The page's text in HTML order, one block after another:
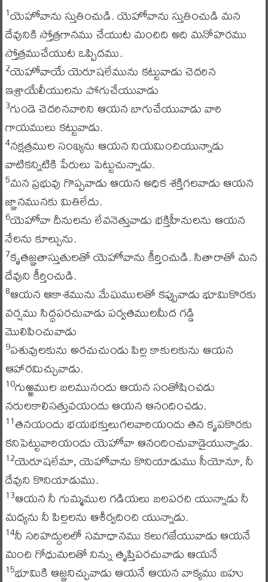
1యెహోవాను స్తుతించుడి. యెహోవాను స్తుతించుడి మన
దేవునికి స్తోత్రగానము చేయుట మంచిది అది మనోహరము
స్తోత్రముచేయుట ఒప్పిదము.
2యెహోవాయే యెరూషలేమును కట్టువాడు చెదరిన
ఇశ్రాయేలీయులను పోగుచేయువాడు
3గుండె చెదరినవారిని ఆయన బాగుచేయువాడు వారి
గాయములు కట్టువాడు.
4నక్షత్రముల సంఖ్యను ఆయన నియమించియున్నాడు
వాటికన్నిటికి పేరులు పెట్టుచున్నాడు.
5మన ప్రభువు గొప్పవాడు ఆయన అధిక శక్తిగలవాడు ఆయన
జ్ఞానమునకు మితిలేదు.
6యెహోవా దీనులను లేవనెత్తువాడు భక్తిహీనులను ఆయన
నేలను కూల్చును.
7కృతజ్ఞతాస్తుతులతో యెహోవాను కీర్తించుడి. సితారాతో మన
దేవుని కీర్తించుడి.
8ఆయన ఆకాశమును మేఘములతో కప్పువాడు భూమికొరకు
వర్షము సిద్ధపరచువాడు పర్వతములమీద గడ్డి
మొలిపించువాడు
9పశువులకును అరచుచుండు పిల్ల కాకులకును ఆయన
ఆహారమిచ్చువాడు.
10గుఱ్ఱముల బలమునందు ఆయన సంతోషించడు
నరులకాలిసత్తువయందు ఆయన ఆనందించడు.
11తనయందు భయభక్తులుగలవారియందు తన కృపకొరకు
కనిపెట్టువారియందు యెహోవా ఆనందించువాడైయున్నాడు.
12యెరూషలేమా, యెహోవాను కొనియాడుము సీయోనూ, నీ
దేవుని కొనియాడుము.
13ఆయన నీ గుమ్మముల గడియలు బలపరచి యున్నాడు నీ
మధ్యను నీ పిల్లలను ఆశీర్వదించి యున్నాడు.
14నీ సరిహద్దులలో సమాధానము కలుగజేయువాడు ఆయనే
మంచి గోధుమలతో నిన్ను తృప్తిపరచువాడు ఆయనే
15భూమికి ఆజ్ఞనిచ్చువాడు ఆయనే ఆయన వాక్యము బహు